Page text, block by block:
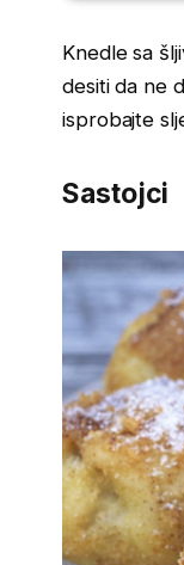
Knedle sa
desiti da ne
isprobajte
Sastojci